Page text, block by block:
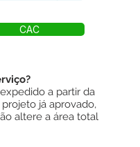
CAC
a partir da
já aprovado,
altere a área total